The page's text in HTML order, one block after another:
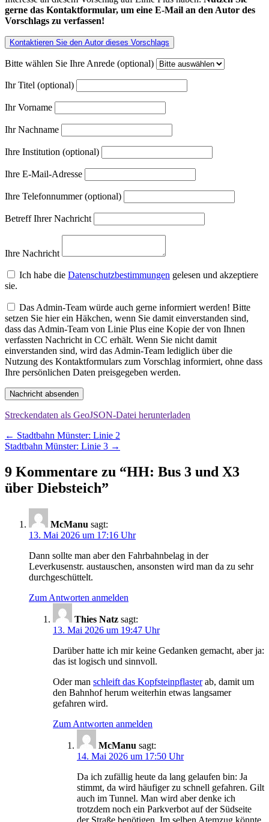
gerne das Kontaktformular, um eine E-Mail an den Autor des
Vorschlags zu verfassen!
Kontaktieren Sie den Autor dieses Vorschlags
Bitte wählen Sie Ihre Anrede (optional)
Ihr Titel (optional)
Ihr Vorname
Ihr Nachname
Ihre Institution (optional)
Ihre E-Mail-Adresse
Ihre Telefonnummer (optional)
Betreff Ihrer Nachricht
Ihre Nachricht
Ich habe die Datenschutzbestimmungen gelesen und akzeptiere
sie.
Das Admin-Team würde auch gerne informiert werden! Bitte
setzen Sie hier ein Häkchen, wenn Sie damit einverstanden sind,
dass das Admin-Team von Linie Plus eine Kopie der von Ihnen
verfassten Nachricht in CC erhält. Wenn Sie nicht damit
einverstanden sind, wird das Admin-Team lediglich über die
Nutzung des Kontaktformulars zum Vorschlag informiert, ohne dass
Ihre persönlichen Daten preisgegeben werden.
Nachricht absenden
Streckendaten als GeoJSON-Datei herunterladen
Beitragsnavigation
← Stadtbahn Münster: Linie 2
Stadtbahn Münster: Linie 3 →
9 Kommentare zu “HH: Bus 3 und X3
über Diebsteich”
McManu sagt:
13. Mai 2026 um 17:16 Uhr
Dann sollte man aber den Fahrbahnbelag in der
Leverkusenstr. austauschen, ansonsten wird man da zu sehr
durchgeschüttelt.
Zum Antworten anmelden
Thies Natz sagt:
13. Mai 2026 um 19:47 Uhr
Darüber hatte ich mir keine Gedanken gemacht, aber ja:
das ist logisch und sinnvoll.
Oder man schleift das Kopfsteinpflasterab, damit um
den Bahnhof herum weiterhin etwas langsamer
gefahren wird.
Zum Antworten anmelden
McManu sagt:
14. Mai 2026 um 17:50 Uhr
Da ich zufällig heute da lang gelaufen bin: Ja
stimmt, da wird häufiger zu schnell gefahren. Gilt
auch im Tunnel. Man wird aber denke ich
trotzdem noch ein Parkverbot auf der Südseite
der Straße benötigen. Im selben Atemzug könnte